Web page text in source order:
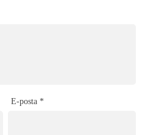
E-posta *